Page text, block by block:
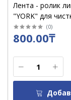
Лента - ролик
"YORK" для
/20 листов/
(0)
800.00₸